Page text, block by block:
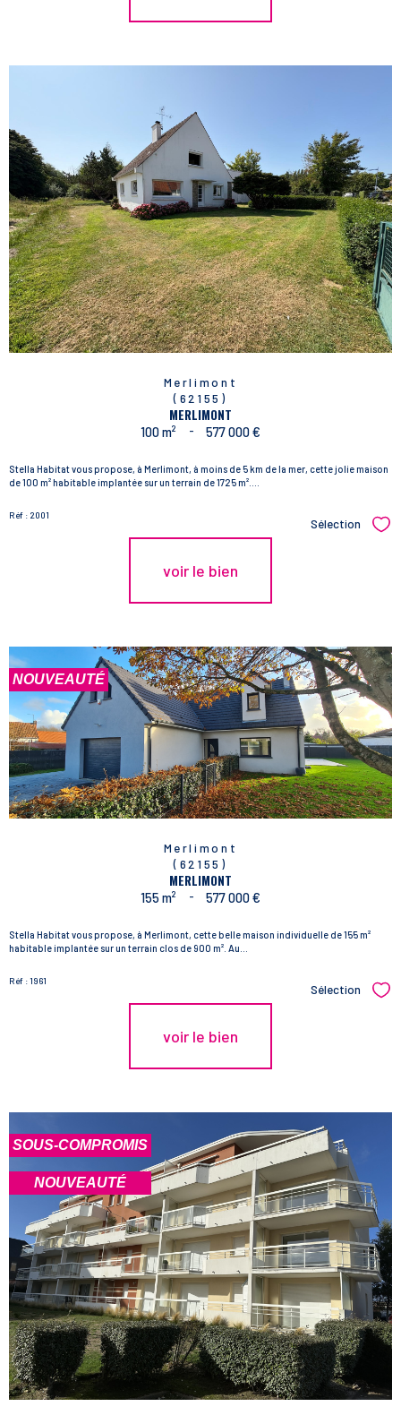
Merlimont
(62155)
MERLIMONT
100 m² - 577 000 €
Stella Habitat vous propose, à Merlimont, à moins de 5 km de la mer, cette jolie maison
de 100 m² habitable implantée sur un terrain de 1725 m²....
Réf : 2001
Sélection
voir le bien
NOUVEAUTÉ
Merlimont
(62155)
MERLIMONT
155 m² - 577 000 €
Stella Habitat vous propose, à Merlimont, cette belle maison individuelle de 155 m²
habitable implantée sur un terrain clos de 900 m². Au...
Réf : 1961
Sélection
voir le bien
SOUS-COMPROMIS
NOUVEAUTÉ